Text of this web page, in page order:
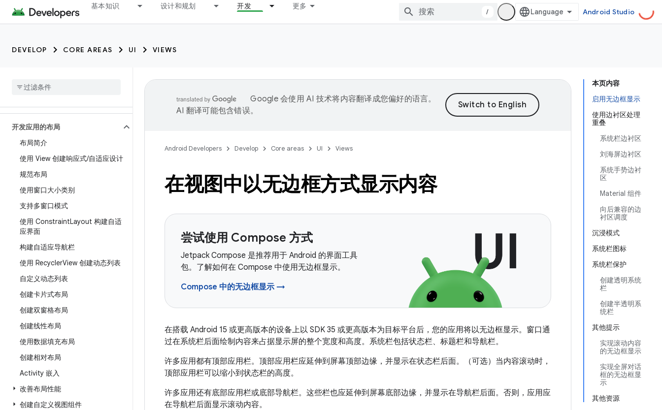
基本知识 设计和规划 开发 更多
/ Android Studio
DEVELOP CORE AREAS UI VIEWS
开发应用的布局
布局简介
使用 View 创建响应式/自适应设计
规范布局
使用窗口大小类别
支持多窗口模式
使用 ConstraintLayout 构建自适
应界面
构建自适应导航栏
使用 RecyclerView 创建动态列表
自定义动态列表
创建卡片式布局
创建双窗格布局
创建线性布局
使用数据填充布局
创建相对布局
Activity 嵌入
改善布局性能
创建自定义视图组件
本页内容
启用无边框显示
使用边衬区处理
重叠
系统栏边衬区
刘海屏边衬区
系统手势边衬
区
Material 组件
向后兼容的边
衬区调度
沉浸模式
系统栏图标
系统栏保护
创建透明系统
栏
创建半透明系
统栏
其他提示
实现滚动内容
的无边框显示
实现全屏对话
框的无边框显
示
其他资源
Google 会使用 AI 技术将内容翻译成您偏好的语言。
AI 翻译可能包含错误。
Android Developers Develop Core areas UI Views
在视图中以无边框方式显示内容
尝试使用 Compose 方式
Jetpack Compose 是推荐用于 Android 的界面工具
包。了解如何在 Compose 中使用无边框显示。
Compose 中的无边框显示 →
在搭载 Android 15 或更高版本的设备上以 SDK 35 或更高版本为目标平台后，您的应用将以无边框显示。窗口通
过在系统栏后面绘制内容来占据显示屏的整个宽度和高度。系统栏包括状态栏、标题栏和导航栏。
许多应用都有顶部应用栏。顶部应用栏应延伸到屏幕顶部边缘，并显示在状态栏后面。（可选）当内容滚动时，
顶部应用栏可以缩小到状态栏的高度。
许多应用还有底部应用栏或底部导航栏。这些栏也应延伸到屏幕底部边缘，并显示在导航栏后面。否则，应用应
在导航栏后面显示滚动内容。